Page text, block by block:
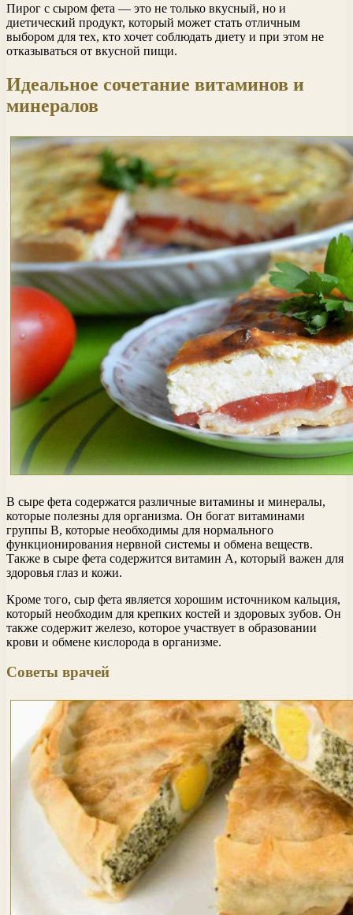
Пирог с сыром фета — это не только вкусный, но и
диетический продукт, который может стать отличным
выбором для тех, кто хочет соблюдать диету и при этом не
отказываться от вкусной пищи.
Идеальное сочетание витаминов и
минералов
В сыре фета содержатся различные витамины и минералы,
которые полезны для организма. Он богат витаминами
группы В, которые необходимы для нормального
функционирования нервной системы и обмена веществ.
Также в сыре фета содержится витамин А, который важен для
здоровья глаз и кожи.
Кроме того, сыр фета является хорошим источником кальция,
который необходим для крепких костей и здоровых зубов. Он
также содержит железо, которое участвует в образовании
крови и обмене кислорода в организме.
Советы врачей